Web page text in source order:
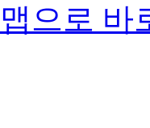
으로 바